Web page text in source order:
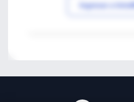
Ingresar a